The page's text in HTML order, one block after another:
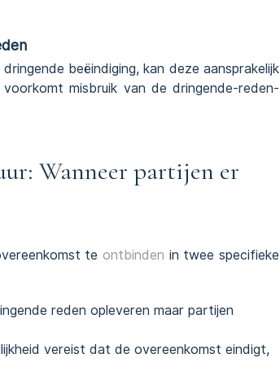
beëindiging, kan deze aansprakelijk
misbruik van de dringende-reden-
Wanneer partijen er
te ontbinden in twee specifieke
reden opleveren maar partijen
vereist dat de overeenkomst eindigt,